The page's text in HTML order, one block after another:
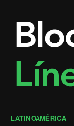
LATINOAMÉRICA